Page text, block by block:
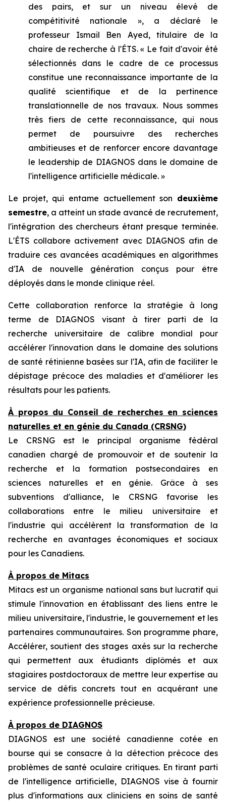
des pairs, et sur un niveau élevé de
compétitivité nationale », a déclaré le
professeur Ismail Ben Ayed, titulaire de la
chaire de recherche à l'ÉTS. « Le fait d'avoir été
sélectionnés dans le cadre de ce processus
constitue une reconnaissance importante de la
qualité scientifique et de la pertinence
translationnelle de nos travaux. Nous sommes
très fiers de cette reconnaissance, qui nous
permet de poursuivre des recherches
ambitieuses et de renforcer encore davantage
le leadership de DIAGNOS dans le domaine de
l'intelligence artificielle médicale. »
Le projet, qui entame actuellement son deuxième
semestre, a atteint un stade avancé de recrutement,
l'intégration des chercheurs étant presque terminée.
L'ÉTS collabore activement avec DIAGNOS afin de
traduire ces avancées académiques en algorithmes
d'IA de nouvelle génération conçus pour être
déployés dans le monde clinique réel.
Cette collaboration renforce la stratégie à long
terme de DIAGNOS visant à tirer parti de la
recherche universitaire de calibre mondial pour
accélérer l'innovation dans le domaine des solutions
de santé rétinienne basées sur l'IA, afin de faciliter le
dépistage précoce des maladies et d'améliorer les
résultats pour les patients.
À propos du Conseil de recherches en sciences
naturelles et en génie du Canada (CRSNG)
Le CRSNG est le principal organisme fédéral
canadien chargé de promouvoir et de soutenir la
recherche et la formation postsecondaires en
sciences naturelles et en génie. Grâce à ses
subventions d'alliance, le CRSNG favorise les
collaborations entre le milieu universitaire et
l'industrie qui accélèrent la transformation de la
recherche en avantages économiques et sociaux
pour les Canadiens.
À propos de Mitacs
Mitacs est un organisme national sans but lucratif qui
stimule l'innovation en établissant des liens entre le
milieu universitaire, l'industrie, le gouvernement et les
partenaires communautaires. Son programme phare,
Accélérer, soutient des stages axés sur la recherche
qui permettent aux étudiants diplômés et aux
stagiaires postdoctoraux de mettre leur expertise au
service de défis concrets tout en acquérant une
expérience professionnelle précieuse.
À propos de DIAGNOS
DIAGNOS est une société canadienne cotée en
bourse qui se consacre à la détection précoce des
problèmes de santé oculaire critiques. En tirant parti
de l'intelligence artificielle, DIAGNOS vise à fournir
plus d'informations aux cliniciens en soins de santé